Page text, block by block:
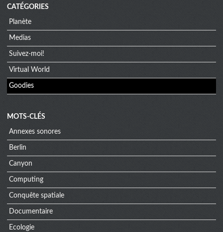
CATÉGORIES
Planète
Medias
Suivez-moi!
Virtual World
Goodies
MOTS-CLÉS
Annexes sonores
Berlin
Canyon
Computing
Conquête spatiale
Documentaire
Ecologie